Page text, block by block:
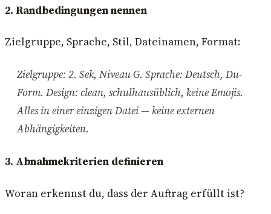
2. Randbedingungen nennen
Zielgruppe, Sprache, Stil, Dateinamen, Format:
Zielgruppe: 2. Sek, Niveau G. Sprache: Deutsch, Du-
Form. Design: clean, schulhausüblich, keine Emojis.
Alles in einer einzigen Datei — keine externen
Abhängigkeiten.
3. Abnahmekriterien definieren
Woran erkennst du, dass der Auftrag erfüllt ist?